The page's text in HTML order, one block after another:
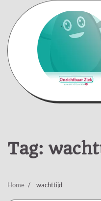
content
Tag:
Home wachttijd